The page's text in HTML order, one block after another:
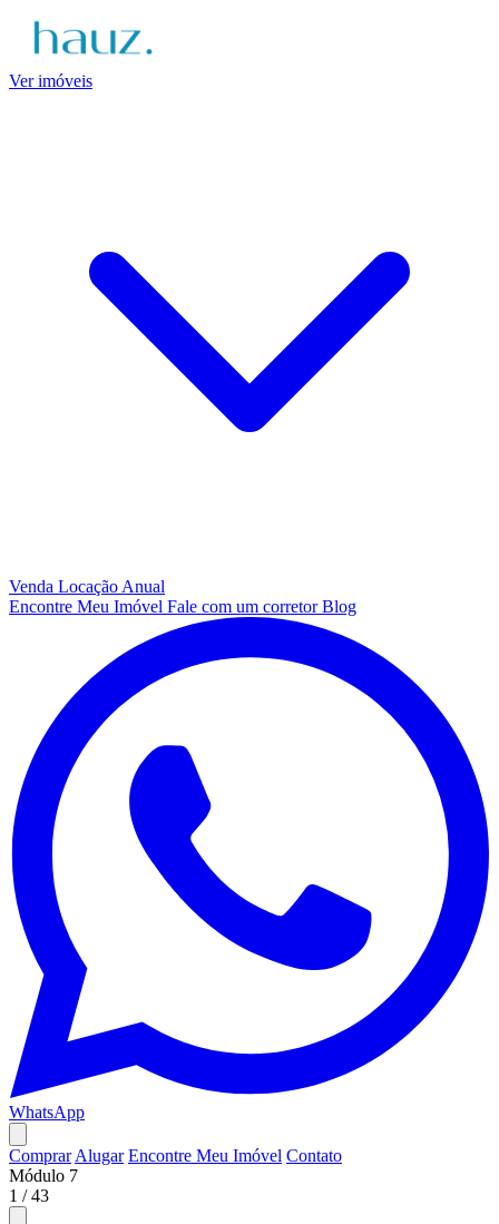
Ver imóveis
Venda Locação Anual
Encontre Meu Imóvel Fale com um corretorBlog
WhatsApp
Comprar Alugar Encontre Meu Imóvel Contato
Módulo 7
1 /43